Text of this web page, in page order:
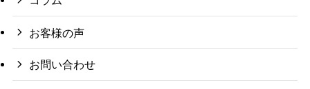
お客様の声
お問い合わせ